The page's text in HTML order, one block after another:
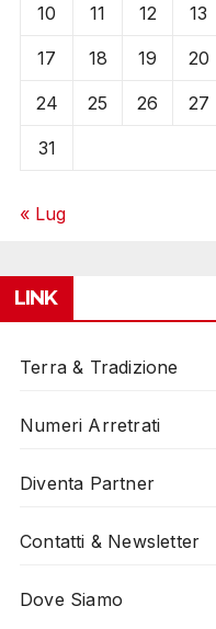
10 11 12 13
17 18 19 20
24 25 26 27
31
« Lug
LINK
Terra & Tradizione
Numeri Arretrati
Diventa Partner
Contatti & Newsletter
Dove Siamo